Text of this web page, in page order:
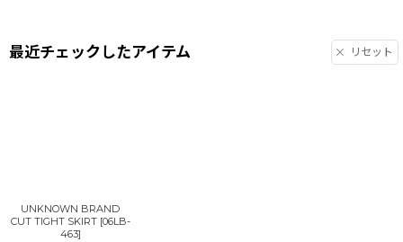
最近チェックしたアイテム リセット
UNKNOWN BRAND
CUT TIGHT SKIRT [06LB-
463]